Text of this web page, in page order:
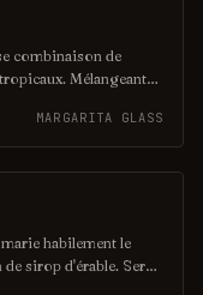
combinaison de
Mélangeant
pour les amateurs
goût unique en
MARGARITA GLASS
habilement le
sirop d'érable. Servi